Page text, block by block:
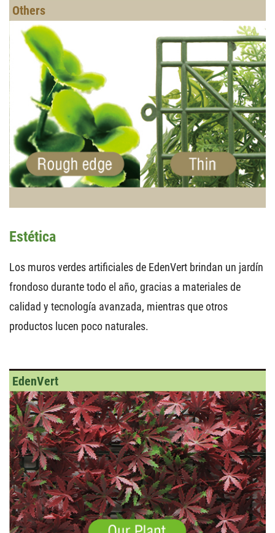
Estética
Los muros verdes artificiales de EdenVert brindan un jardín
frondoso durante todo el año, gracias a materiales de
calidad y tecnología avanzada, mientras que otros
productos lucen poco naturales.